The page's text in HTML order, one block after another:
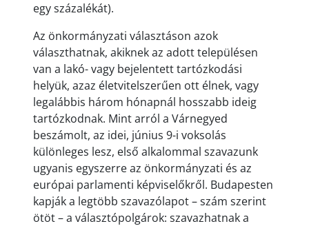
egy százalékát).
Az önkormányzati választáson azok
választhatnak, akiknek az adott településen
van a lakó- vagy bejelentett tartózkodási
helyük, azaz életvitelszerűen ott élnek, vagy
legalábbis három hónapnál hosszabb ideig
tartózkodnak. Mint arról a Várnegyed
beszámolt, az idei, június 9-i voksolás
különleges lesz, első alkalommal szavazunk
ugyanis egyszerre az önkormányzati és az
európai parlamenti képviselőkről. Budapesten
kapják a legtöbb szavazólapot – szám szerint
ötöt – a választópolgárok: szavazhatnak a